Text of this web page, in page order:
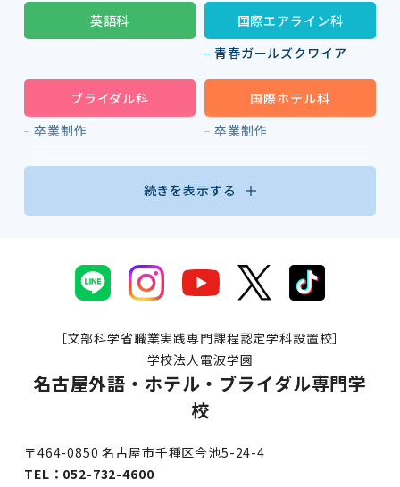
英語科
国際エアライン科
青春ガールズクワイア
ブライダル科
卒業制作
国際ホテル科
卒業制作
続きを表示する
［文部科学省職業実践専門課程認定学科設置校］
学校法人電波学園
名古屋外語・ホテル・ブライダル専門学
校
〒464-0850 名古屋市千種区今池5-24-4
TEL： 052-732-4600